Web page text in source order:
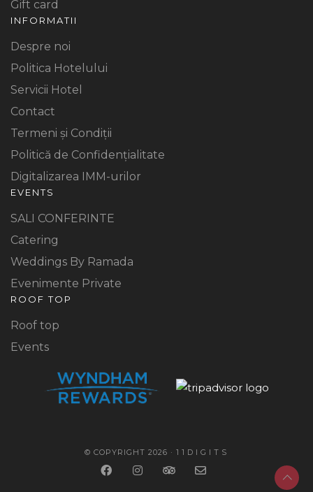
Gift card
INFORMATII
Despre noi
Politica Hotelului
Servicii Hotel
Contact
Termeni și Condiții
Politică de Confidențialitate
Digitalizarea IMM-urilor
EVENTS
SALI CONFERINTE
Catering
Weddings By Ramada
Evenimente Private
ROOF TOP
Roof top
Events
© COPYRIGHT 2026 · 11DIGITS